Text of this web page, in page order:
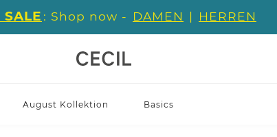
: Shop now - DAMEN | HERREN
August Kollektion Basics